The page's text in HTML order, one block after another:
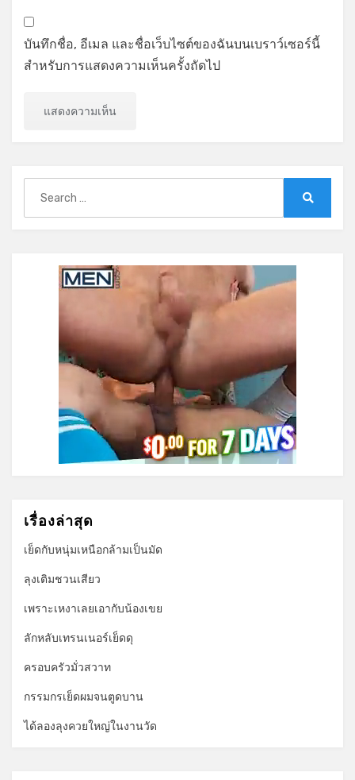
บันทึกชื่อ, อีเมล และชื่อเว็บไซต์ของฉันบนเบราว์เซอร์นี้
สำหรับการแสดงความเห็นครั้งถัดไป
for:
เรื่องล่าสุด
เย็ดกับหนุ่มเหนือกล้ามเป็นมัด
ลุงเติมชวนเสียว
เพราะเหงาเลยเอากับน้องเขย
ลักหลับเทรนเนอร์เย็ดดุ
ครอบครัวมั่วสวาท
กรรมกรเย็ดผมจนตูดบาน
ได้ลองลุงควยใหญ่ในงานวัด